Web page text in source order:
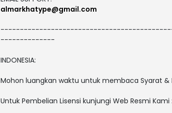
almarkhatype@gmail.com
--------------
INDONESIA:
Mohon luangkan waktu untuk membaca Syarat
Untuk Pembelian Lisensi kunjungi Web Resmi Kami :